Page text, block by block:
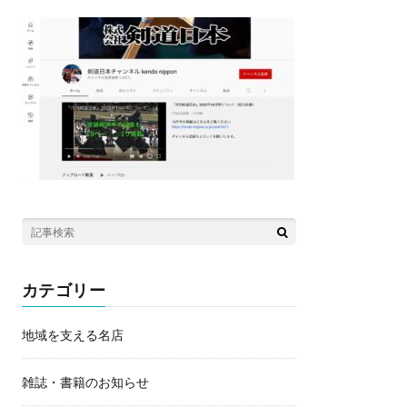
カテゴリー
地域を支える名店
雑誌・書籍のお知らせ